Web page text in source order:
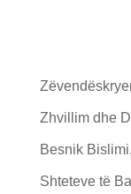
Zhvillim dhe
Besnik
Shteteve të